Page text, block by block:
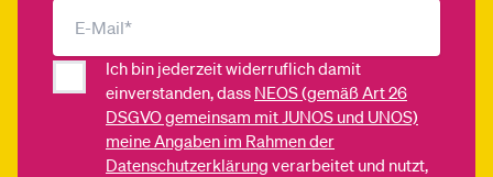
Ich bin jederzeit widerruflich damit
einverstanden, dass NEOS (gemäß Art 26
DSGVO gemeinsam mit JUNOS und UNOS)
meine Angaben im Rahmen der
Datenschutzerklärung verarbeitet und nutzt,